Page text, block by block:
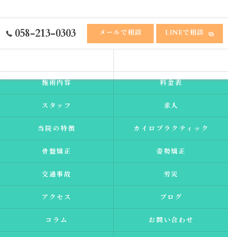
058-213-0303 メールで相談 LINEで相談
施術内容 料金表
スタッフ 求人
当院の特徴 カイロプラクティック
骨盤矯正 姿勢矯正
交通事故 労災
アクセス ブログ
コラム お問い合わせ